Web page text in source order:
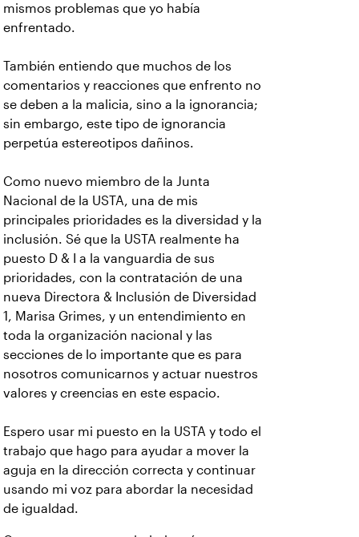
mismos problemas que yo había
enfrentado.
También entiendo que muchos de los
comentarios y reacciones que enfrento no
se deben a la malicia, sino a la ignorancia;
sin embargo, este tipo de ignorancia
perpetúa estereotipos dañinos.
Como nuevo miembro de la Junta
Nacional de la USTA, una de mis
principales prioridades es la diversidad y la
inclusión. Sé que la USTA realmente ha
puesto D & I a la vanguardia de sus
prioridades, con la contratación de una
nueva Directora & Inclusión de Diversidad
1, Marisa Grimes, y un entendimiento en
toda la organización nacional y las
secciones de lo importante que es para
nosotros comunicarnos y actuar nuestros
valores y creencias en este espacio.
Espero usar mi puesto en la USTA y todo el
trabajo que hago para ayudar a mover la
aguja en la dirección correcta y continuar
usando mi voz para abordar la necesidad
de igualdad.